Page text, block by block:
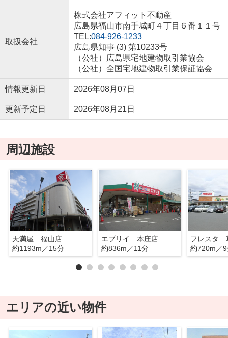
取扱会社
株式会社アフィット不動産
広島県福山市南手城町４丁目６番１１号
TEL:084-926-1233
広島県知事 (3) 第10233号
（公社）広島県宅地建物取引業協会
（公社）全国宅地建物取引業保証協会
情報更新日 2026年08月07日
更新予定日 2026年08月21日
周辺施設
天満屋 福山店
約1193m／15分
エブリイ 本庄店
約836m／11分
フレスタ
約720m／
エリアの近い物件